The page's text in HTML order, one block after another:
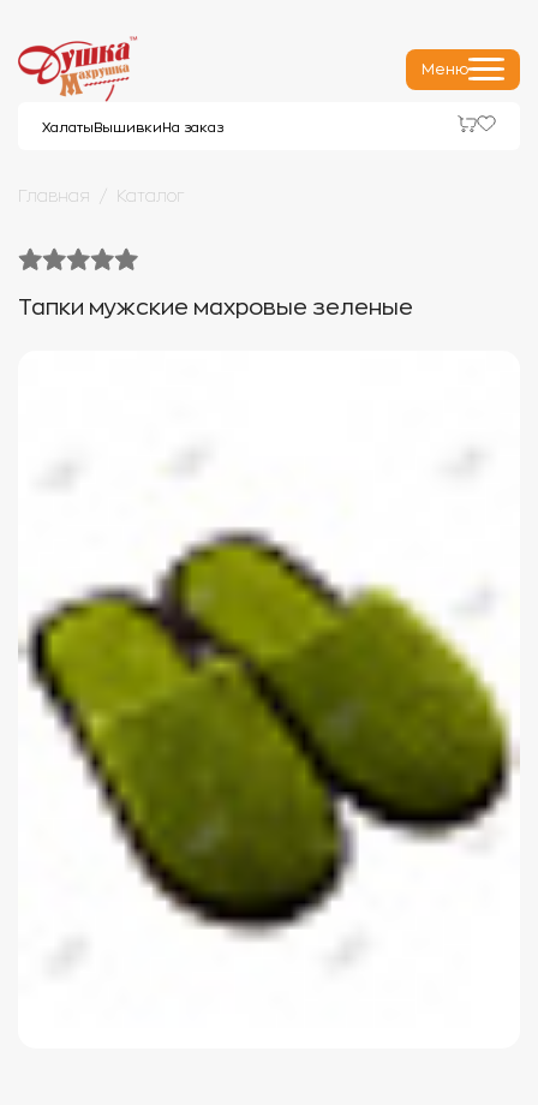
Меню
Халаты Вышивки На заказ
Главная Каталог
Тапки мужские махровые зеленые